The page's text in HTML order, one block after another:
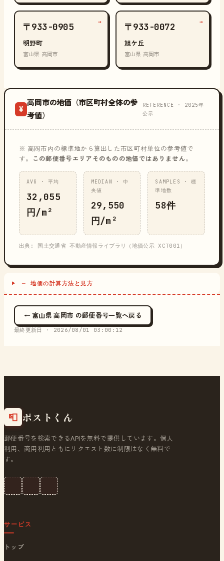
〒933-0905
明野町
富山県 高岡市
→ 〒933-0072
旭ケ丘
富山県 高岡市
→
¥
高岡市の地価（市区町村全体の参
考値）
REFERENCE · 2025年
公示
※ 高岡市内の標準地から算出した市区町村単位の参考値で
す。
この郵便番号エリアそのものの地価ではありません。
AVG · 平均
32,055
円/m²
MEDIAN · 中
央値
29,550
円/m²
SAMPLES · 標
準地数
58件
出典: 国土交通省 不動産情報ライブラリ（地価公示 XCT001）
─ 地価の計算方法と見方
← 富山県 高岡市 の郵便番号一覧へ戻る
最終更新日 · 2026/08/01 03:00:12
📮 ポストくん
郵便番号を検索できるAPIを無料で提供しています。個人
利用、商用利用ともにリクエスト数に制限はなく無料で
す。
サービス
トップ